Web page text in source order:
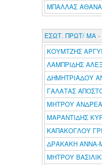
ΜΠΑΛΛΑΣ
ΕΣΩΤ. ΠΡΩΤ/ ΜΑ -
ΚΟΥΜΤΖΗΣ
ΛΑΜΠΡΙΔΗΣ
ΔΗΜΗΤΡΙΑΔΟΥ
ΓΑΛΑΤΑΣ
ΜΗΤΡΟΥ
ΜΑΡΑΝΤΙΔΗΣ
ΚΑΠΑΚΟΓΛΟΥ
ΔΡΑΚΑΚΗ ΑΝΝΑ-
ΜΗΤΡΟΥ